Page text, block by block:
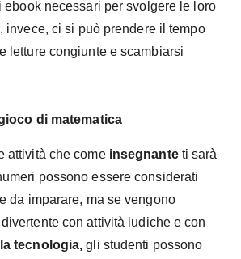
ebook necessari per svolgere le loro
invece, ci si può prendere il tempo
letture congiunte e scambiarsi
di matematica
attività che come insegnanteti sarà
possono essere considerati
da imparare, ma se vengono
con attività ludiche e con
tecnologia, gli studenti possono